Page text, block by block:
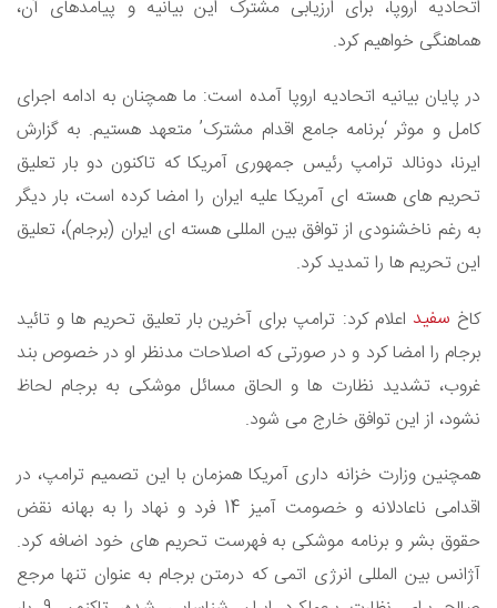
اتحادیه اروپا، برای ارزیابی مشترک این بیانیه و پیامدهای آن،
هماهنگی خواهیم کرد.
در پایان بیانیه اتحادیه اروپا آمده است: ما همچنان به ادامه اجرای
کامل و موثر ‘برنامه جامع اقدام مشترک’ متعهد هستیم. به گزارش
ایرنا، دونالد ترامپ رئیس جمهوری آمریکا که تاکنون دو بار تعلیق
تحریم های هسته ای آمریکا علیه ایران را امضا کرده است، بار دیگر
به رغم ناخشنودی از توافق بین المللی هسته ای ایران (برجام)، تعلیق
این تحریم ها را تمدید کرد.
کاخ سفید اعلام کرد: ترامپ برای آخرین بار تعلیق تحریم ها و تائید
برجام را امضا کرد و در صورتی که اصلاحات مدنظر او در خصوص بند
غروب، تشدید نظارت ها و الحاق مسائل موشکی به برجام لحاظ
نشود، از این توافق خارج می شود.
همچنین وزارت خزانه داری آمریکا همزمان با این تصمیم ترامپ، در
اقدامی ناعادلانه و خصومت آمیز 14 فرد و نهاد را به بهانه نقض
حقوق بشر و برنامه موشکی به فهرست تحریم های خود اضافه کرد.
آژانس بین المللی انرژی اتمی که درمتن برجام به عنوان تنها مرجع